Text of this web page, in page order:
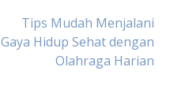
Tips Mudah Menjalani
Gaya Hidup Sehat dengan
Olahraga Harian